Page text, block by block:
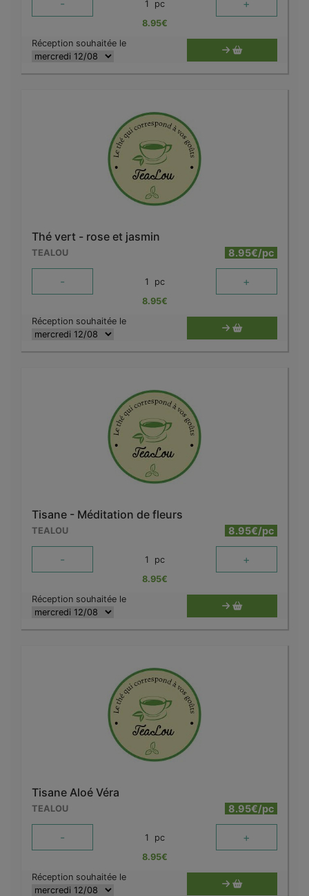
- 1 pc +
8.95€
Réception souhaitée le
Thé vert - rose et jasmin
TEALOU 8.95€/pc
- 1 pc +
8.95€
Réception souhaitée le
Tisane - Méditation de fleurs
TEALOU 8.95€/pc
- 1 pc +
8.95€
Réception souhaitée le
Tisane Aloé Véra
TEALOU 8.95€/pc
- 1 pc +
8.95€
Réception souhaitée le